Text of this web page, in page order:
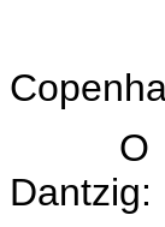
O Sr.
O
Dantzig: